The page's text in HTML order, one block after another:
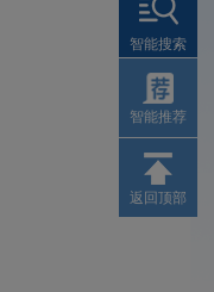
智能搜索
智能推荐
返回顶部